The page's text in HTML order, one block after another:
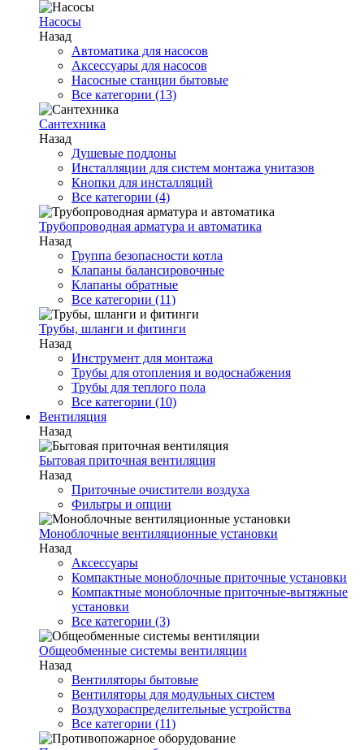
Насосы
Назад
Автоматика для насосов
Аксессуары для насосов
Насосные станции бытовые
Все категории (13)
Сантехника
Назад
Душевые поддоны
Инсталляции для систем монтажа унитазов
Кнопки для инсталляций
Все категории (4)
Трубопроводная арматура и автоматика
Назад
Группа безопасности котла
Клапаны балансировочные
Клапаны обратные
Все категории (11)
Трубы, шланги и фитинги
Назад
Инструмент для монтажа
Трубы для отопления и водоснабжения
Трубы для теплого пола
Все категории (10)
Вентиляция
Назад
Бытовая приточная вентиляция
Назад
Приточные очистители воздуха
Фильтры и опции
Моноблочные вентиляционные установки
Назад
Аксессуары
Компактные моноблочные приточные установки
Компактные моноблочные приточные-вытяжные
установки
Все категории (3)
Общеобменные системы вентиляции
Назад
Вентиляторы бытовые
Вентиляторы для модульных систем
Воздухораспределительные устройства
Все категории (11)